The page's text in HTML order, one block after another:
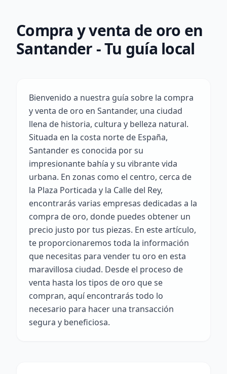
Compra y venta de oro en
Santander - Tu guía local
Bienvenido a nuestra guía sobre la compra
y venta de oro en Santander, una ciudad
llena de historia, cultura y belleza natural.
Situada en la costa norte de España,
Santander es conocida por su
impresionante bahía y su vibrante vida
urbana. En zonas como el centro, cerca de
la Plaza Porticada y la Calle del Rey,
encontrarás varias empresas dedicadas a la
compra de oro, donde puedes obtener un
precio justo por tus piezas. En este artículo,
te proporcionaremos toda la información
que necesitas para vender tu oro en esta
maravillosa ciudad. Desde el proceso de
venta hasta los tipos de oro que se
compran, aquí encontrarás todo lo
necesario para hacer una transacción
segura y beneficiosa.